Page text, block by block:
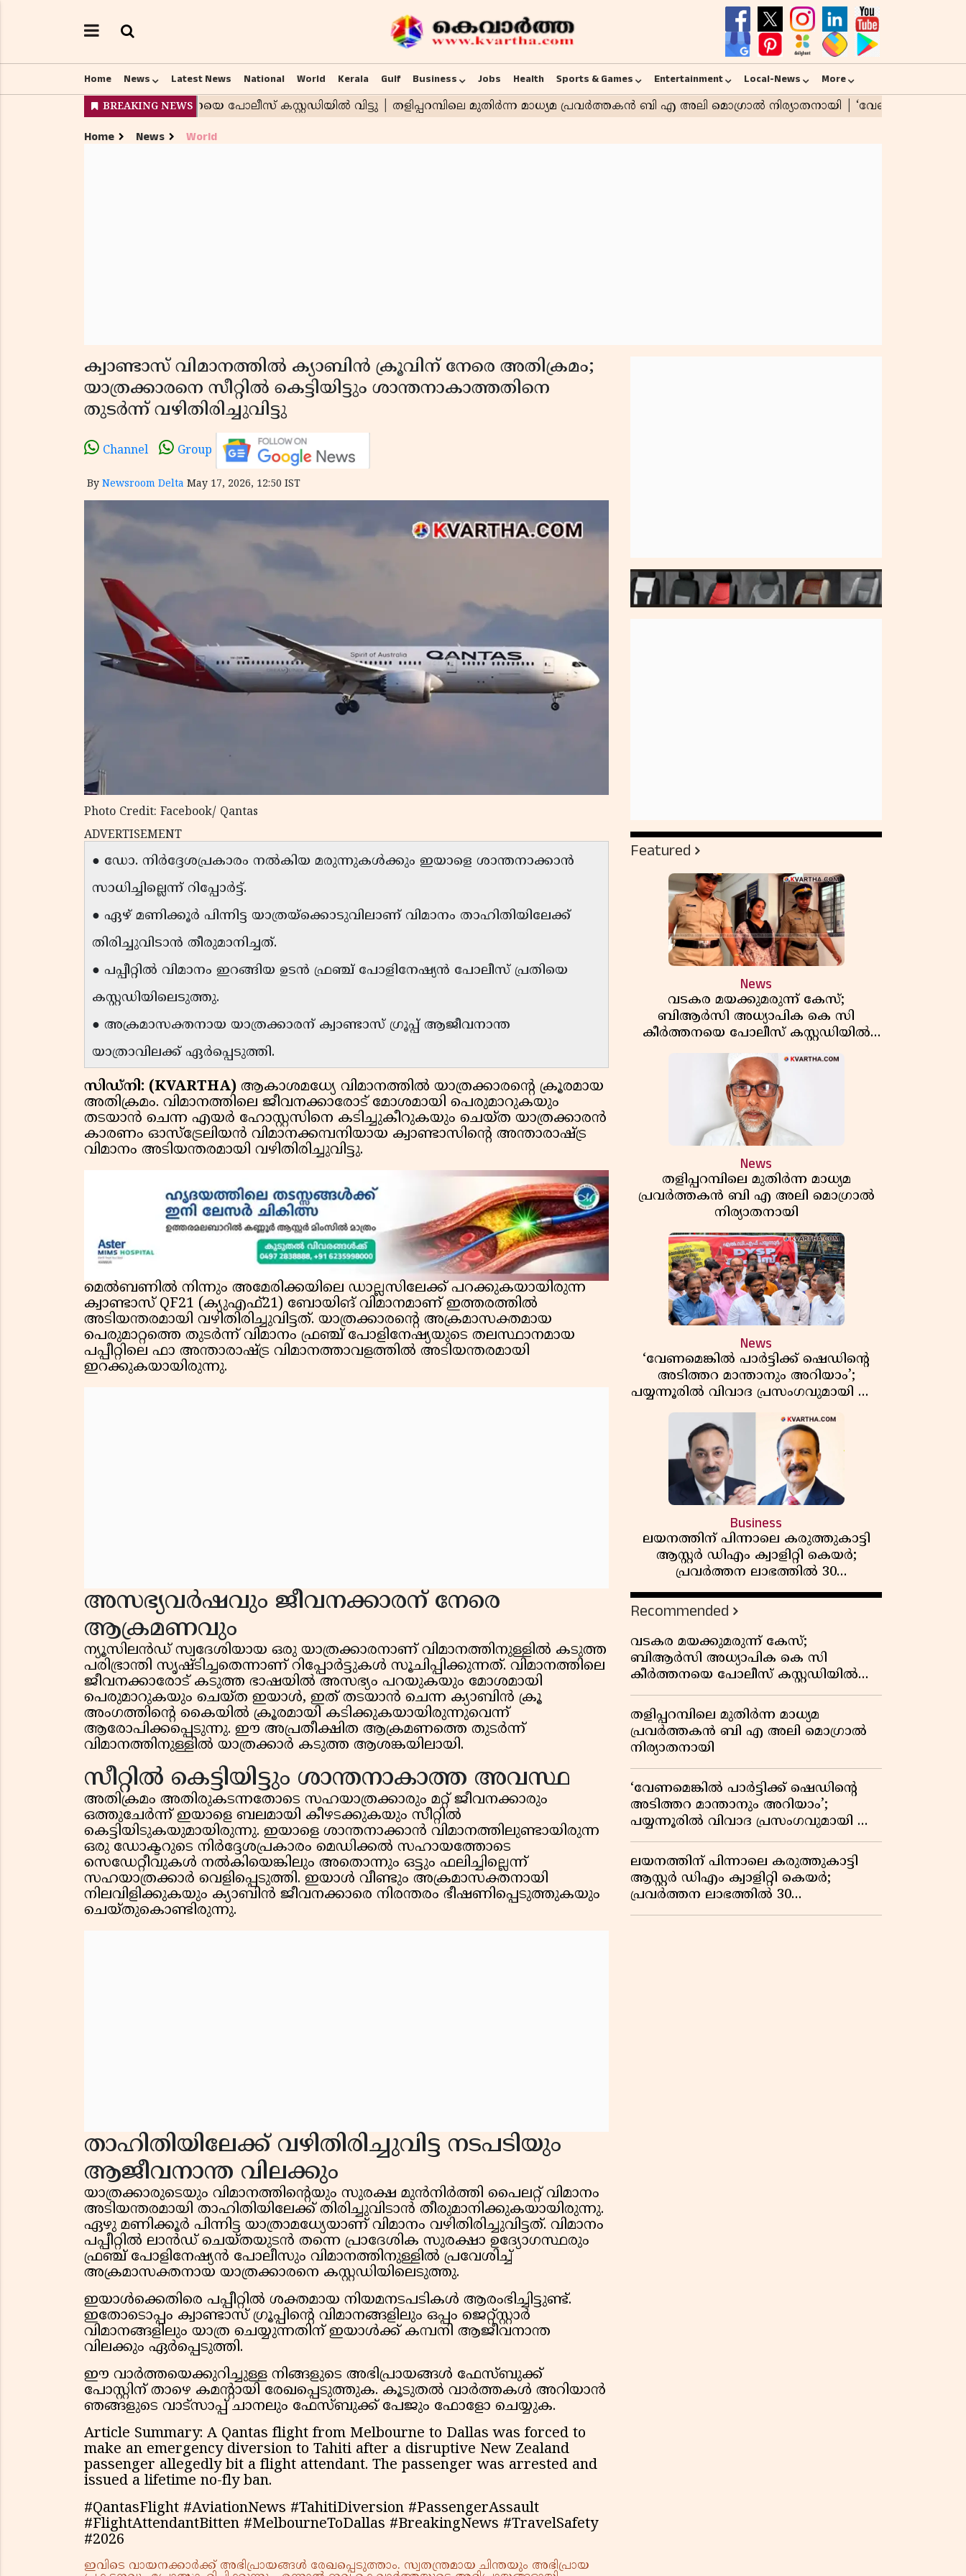
Home News Latest News National World Kerala Gulf Business Jobs Health Sports & Games Entertainment Local-News More
Home News World
ക്വാണ്ടാസ് വിമാനത്തിൽ ക്യാബിൻ ക്രൂവിന് നേരെ അതിക്രമം;
യാത്രക്കാരനെ സീറ്റിൽ കെട്ടിയിട്ടും ശാന്തനാകാത്തതിനെ
തുടർന്ന് വഴിതിരിച്ചുവിട്ടു
Channel Group
By Newsroom Delta May 17, 2026, 12:50 IST
Photo Credit: Facebook/ Qantas
ADVERTISEMENT
● ഡോ. നിർദ്ദേശപ്രകാരം നൽകിയ മരുന്നുകൾക്കും ഇയാളെ ശാന്തനാക്കാൻ
സാധിച്ചില്ലെന്ന് റിപ്പോർട്ട്.
● ഏഴ് മണിക്കൂർ പിന്നിട്ട യാത്രയ്ക്കൊടുവിലാണ് വിമാനം താഹിതിയിലേക്ക്
തിരിച്ചുവിടാൻ തീരുമാനിച്ചത്.
● പപ്പീറ്റിൽ വിമാനം ഇറങ്ങിയ ഉടൻ ഫ്രഞ്ച് പോളിനേഷ്യൻ പോലീസ് പ്രതിയെ
കസ്റ്റഡിയിലെടുത്തു.
● അക്രമാസക്തനായ യാത്രക്കാരന് ക്വാണ്ടാസ് ഗ്രൂപ്പ് ആജീവനാന്ത
യാത്രാവിലക്ക് ഏർപ്പെടുത്തി.
സിഡ്‌നി: (KVARTHA) ആകാശമധ്യേ വിമാനത്തിൽ യാത്രക്കാരൻ്റെ ക്രൂരമായ
അതിക്രമം. വിമാനത്തിലെ ജീവനക്കാരോട് മോശമായി പെരുമാറുകയും
തടയാൻ ചെന്ന എയർ ഹോസ്റ്റസിനെ കടിച്ചുകീറുകയും ചെയ്ത യാത്രക്കാരൻ
കാരണം ഓസ്ട്രേലിയൻ വിമാനക്കമ്പനിയായ ക്വാണ്ടാസിൻ്റെ അന്താരാഷ്ട്ര
വിമാനം അടിയന്തരമായി വഴിതിരിച്ചുവിട്ടു.
മെൽബണിൽ നിന്നും അമേരിക്കയിലെ ഡാല്ലസിലേക്ക് പറക്കുകയായിരുന്ന
ക്വാണ്ടാസ് QF21 (ക്യുഎഫ്21) ബോയിങ് വിമാനമാണ് ഇത്തരത്തിൽ
അടിയന്തരമായി വഴിതിരിച്ചുവിട്ടത്. യാത്രക്കാരൻ്റെ അക്രമാസക്തമായ
പെരുമാറ്റത്തെ തുടർന്ന് വിമാനം ഫ്രഞ്ച് പോളിനേഷ്യയുടെ തലസ്ഥാനമായ
പപ്പീറ്റിലെ ഫാ അന്താരാഷ്ട്ര വിമാനത്താവളത്തിൽ അടിയന്തരമായി
ഇറക്കുകയായിരുന്നു.
അസഭ്യവർഷവും ജീവനക്കാരന് നേരെ
ആക്രമണവും
ന്യൂസിലൻഡ് സ്വദേശിയായ ഒരു യാത്രക്കാരനാണ് വിമാനത്തിനുള്ളിൽ കടുത്ത
പരിഭ്രാന്തി സൃഷ്ടിച്ചതെന്നാണ് റിപ്പോർട്ടുകൾ സൂചിപ്പിക്കുന്നത്. വിമാനത്തിലെ
ജീവനക്കാരോട് കടുത്ത ഭാഷയിൽ അസഭ്യം പറയുകയും മോശമായി
പെരുമാറുകയും ചെയ്ത ഇയാൾ, ഇത് തടയാൻ ചെന്ന ക്യാബിൻ ക്രൂ
അംഗത്തിൻ്റെ കൈയിൽ ക്രൂരമായി കടിക്കുകയായിരുന്നുവെന്ന്
ആരോപിക്കപ്പെടുന്നു. ഈ അപ്രതീക്ഷിത ആക്രമണത്തെ തുടർന്ന്
വിമാനത്തിനുള്ളിൽ യാത്രക്കാർ കടുത്ത ആശങ്കയിലായി.
സീറ്റിൽ കെട്ടിയിട്ടും ശാന്തനാകാത്ത അവസ്ഥ
അതിക്രമം അതിരുകടന്നതോടെ സഹയാത്രക്കാരും മറ്റ് ജീവനക്കാരും
ഒത്തുചേർന്ന് ഇയാളെ ബലമായി കീഴടക്കുകയും സീറ്റിൽ
കെട്ടിയിടുകയുമായിരുന്നു. ഇയാളെ ശാന്തനാക്കാൻ വിമാനത്തിലുണ്ടായിരുന്ന
ഒരു ഡോക്ടറുടെ നിർദ്ദേശപ്രകാരം മെഡിക്കൽ സഹായത്തോടെ
സെഡേറ്റീവുകൾ നൽകിയെങ്കിലും അതൊന്നും ഒട്ടും ഫലിച്ചില്ലെന്ന്
സഹയാത്രക്കാർ വെളിപ്പെടുത്തി. ഇയാൾ വീണ്ടും അക്രമാസക്തനായി
നിലവിളിക്കുകയും ക്യാബിൻ ജീവനക്കാരെ നിരന്തരം ഭീഷണിപ്പെടുത്തുകയും
ചെയ്തുകൊണ്ടിരുന്നു.
താഹിതിയിലേക്ക് വഴിതിരിച്ചുവിട്ട നടപടിയും
ആജീവനാന്ത വിലക്കും
യാത്രക്കാരുടെയും വിമാനത്തിൻ്റെയും സുരക്ഷ മുൻനിർത്തി പൈലറ്റ് വിമാനം
അടിയന്തരമായി താഹിതിയിലേക്ക് തിരിച്ചുവിടാൻ തീരുമാനിക്കുകയായിരുന്നു.
ഏഴു മണിക്കൂർ പിന്നിട്ട യാത്രാമധ്യേയാണ് വിമാനം വഴിതിരിച്ചുവിട്ടത്. വിമാനം
പപ്പീറ്റിൽ ലാൻഡ് ചെയ്തയുടൻ തന്നെ പ്രാദേശിക സുരക്ഷാ ഉദ്യോഗസ്ഥരും
ഫ്രഞ്ച് പോളിനേഷ്യൻ പോലീസും വിമാനത്തിനുള്ളിൽ പ്രവേശിച്ച്
അക്രമാസക്തനായ യാത്രക്കാരനെ കസ്റ്റഡിയിലെടുത്തു.
ഇയാൾക്കെതിരെ പപ്പീറ്റിൽ ശക്തമായ നിയമനടപടികൾ ആരംഭിച്ചിട്ടുണ്ട്.
ഇതോടൊപ്പം ക്വാണ്ടാസ് ഗ്രൂപ്പിൻ്റെ വിമാനങ്ങളിലും ഒപ്പം ജെറ്റ്സ്റ്റാർ
വിമാനങ്ങളിലും യാത്ര ചെയ്യുന്നതിന് ഇയാൾക്ക് കമ്പനി ആജീവനാന്ത
വിലക്കും ഏർപ്പെടുത്തി.
ഈ വാർത്തയെക്കുറിച്ചുള്ള നിങ്ങളുടെ അഭിപ്രായങ്ങൾ ഫേസ്ബുക്ക്
പോസ്റ്റിന് താഴെ കമൻ്റായി രേഖപ്പെടുത്തുക. കൂടുതൽ വാർത്തകൾ അറിയാൻ
ഞങ്ങളുടെ വാട്സാപ്പ് ചാനലും ഫേസ്ബുക്ക് പേജും ഫോളോ ചെയ്യുക.
Article Summary: A Qantas flight from Melbourne to Dallas was forced to
make an emergency diversion to Tahiti after a disruptive New Zealand
passenger allegedly bit a flight attendant. The passenger was arrested and
issued a lifetime no-fly ban.
#QantasFlight #AviationNews #TahitiDiversion #PassengerAssault
#FlightAttendantBitten #MelbourneToDallas #BreakingNews #TravelSafety
#2026
ഇവിടെ വായനക്കാർക്ക് അഭിപ്രായങ്ങൾ രേഖപ്പെടുത്താം. സ്വതന്ത്രമായ ചിന്തയും അഭിപ്രായ
Featured
News
വടകര മയക്കുമരുന്ന് കേസ്;
ബിആർസി അധ്യാപിക കെ സി
കീർത്തനയെ പോലീസ് കസ്റ്റഡിയിൽ
News
തളിപ്പറമ്പിലെ മുതിർന്ന മാധ്യമ
പ്രവർത്തകൻ ബി എ അലി മൊഗ്രാൽ
നിര്യാതനായി
News
‘വേണമെങ്കിൽ പാർട്ടിക്ക് ഷെഡിൻ്റെ
അടിത്തറ മാന്താനും അറിയാം’;
പയ്യന്നൂരിൽ വിവാദ പ്രസംഗവുമായി കെ
കെ രാഗേഷ്
Business
ലയനത്തിന് പിന്നാലെ കരുത്തുകാട്ടി
ആസ്റ്റർ ഡിഎം ക്വാളിറ്റി കെയർ;
പ്രവർത്തന ലാഭത്തിൽ 30
ശതമാനത്തിൻ്റെ വളർച്ച,
വരുമാനത്തിലും ലാഭത്തിലും വൻ
കുതിപ്പ് രേഖപ്പെടുത്തി ആദ്യ പാദ
റിപ്പോർട്ട് പുറത്ത്
Recommended
വടകര മയക്കുമരുന്ന് കേസ്;
ബിആർസി അധ്യാപിക കെ സി
കീർത്തനയെ പോലീസ് കസ്റ്റഡിയിൽ
വിട്ടു
തളിപ്പറമ്പിലെ മുതിർന്ന മാധ്യമ
പ്രവർത്തകൻ ബി എ അലി മൊഗ്രാൽ
നിര്യാതനായി
‘വേണമെങ്കിൽ പാർട്ടിക്ക് ഷെഡിൻ്റെ
അടിത്തറ മാന്താനും അറിയാം’;
പയ്യന്നൂരിൽ വിവാദ പ്രസംഗവുമായി കെ
കെ രാഗേഷ്
ലയനത്തിന് പിന്നാലെ കരുത്തുകാട്ടി
ആസ്റ്റർ ഡിഎം ക്വാളിറ്റി കെയർ;
പ്രവർത്തന ലാഭത്തിൽ 30
ശതമാനത്തിൻ്റെ വളർച്ച,